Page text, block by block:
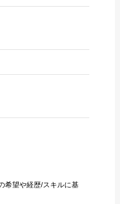
希望や経歴/スキルに基